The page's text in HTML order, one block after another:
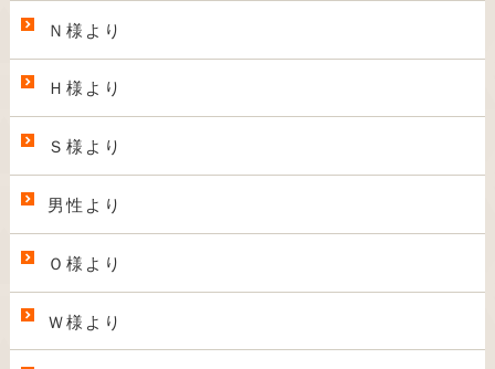
Ｎ様より
Ｈ様より
Ｓ様より
男性より
Ｏ様より
Ｗ様より